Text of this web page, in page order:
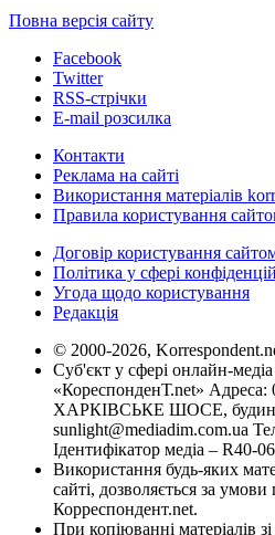
Повна версія сайту
Facebook
Twitter
RSS-стрічки
E-mail розсилка
Контакти
Реклама на сайті
Використання матеріалів
Правила користування
Договір користування
Політика у сфері
Угода щодо користування
Редакція
© 2000-2026,
Суб'єкт у сфері онлайн-
«КореспонденТ.net» Адреса:
ХАРКІВСЬКЕ ШОСЕ,
sunlight@mediadim.com.ua
Ідентифікатор медіа – R40-
Використання будь-яких
сайті, дозволяється за
Корреспондент.net.
При копіюванні матеріалів